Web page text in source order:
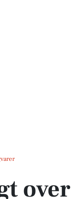
tilbud på dagligvarer
over